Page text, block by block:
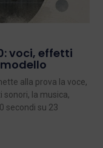
voci, effetti
alla prova la voce,
la musica,
secondi su 23